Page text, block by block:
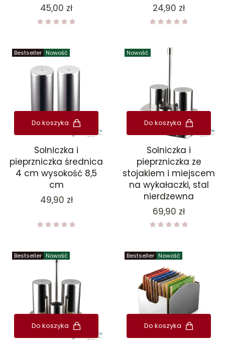
Cena
45,00 zł
Cena
24,90 zł
Bestseller Nowość
Do koszyka
Solniczka i
pieprzniczka średnica
4 cm wysokość 8,5
cm
Cena
49,90 zł
Nowość
Do koszyka
Solniczka i
pieprzniczka ze
stojakiem i miejscem
na wykałaczki, stal
nierdzewna
Cena
69,90 zł
Bestseller Nowość
Do koszyka
Bestseller Nowość
Do koszyka